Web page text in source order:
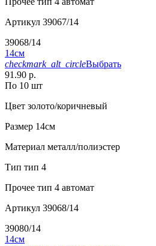
Артикул 39067/14
39068/14
14см
checkmark_alt_circleВыбрать
91.90 р.
По 10 шт
Цвет золото/коричневый
Размер 14см
Материал металл/полиэстер
Тип тип 4
Прочее тип 4 автомат
Артикул 39068/14
39080/14
14см